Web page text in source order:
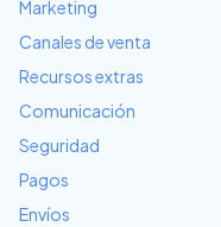
Marketing
Canales de venta
Recursos extras
Comunicación
Seguridad
Pagos
Envíos